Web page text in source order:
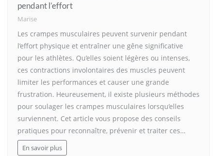
pendant l’effort
Marise
Les crampes musculaires peuvent survenir pendant
l’effort physique et entraîner une gêne significative
pour les athlètes. Qu’elles soient légères ou intenses,
ces contractions involontaires des muscles peuvent
limiter les performances et causer une grande
frustration. Heureusement, il existe plusieurs méthodes
pour soulager les crampes musculaires lorsqu’elles
surviennent. Cet article vous propose des conseils
pratiques pour reconnaître, prévenir et traiter ces…
En savoir plus